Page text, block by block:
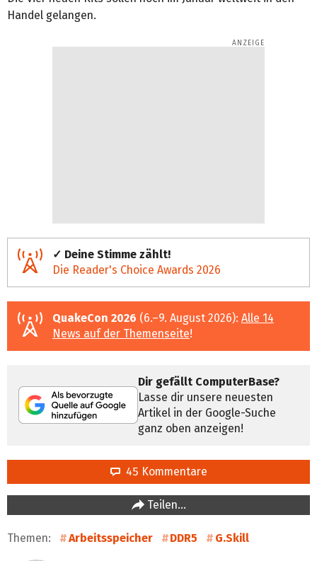
Handel gelangen.
✓ Deine Stimme zählt!
Die Reader's Choice Awards 2026
QuakeCon 2026 (6.–9. August 2026): Alle 14
News auf der Themenseite!
Dir gefällt ComputerBase?
Lasse dir unsere neuesten
Artikel in der Google-Suche
ganz oben anzeigen!
45 Kommentare
Teilen…
Themen: Arbeitsspeicher DDR5 G.Skill